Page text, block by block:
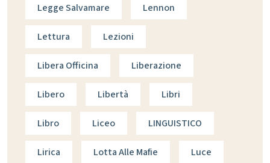
Legge Salvamare Lennon
Lettura Lezioni
Libera Officina Liberazione
Libero Libertà Libri
Libro Liceo LINGUISTICO
Lirica Lotta Alle Mafie Luce